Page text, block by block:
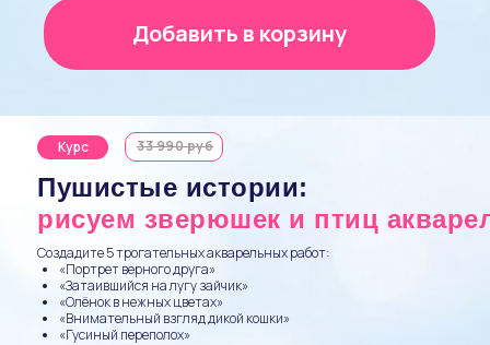
Добавить в корзину
Пушистые истории:
рисуем зверюшек и птиц
Создадите 5 трогательных акварельных работ:
«Портрет верного друга»
«Затаившийся на лугу зайчик»
«Олёнок в нежных цветах»
«Внимательный взгляд дикой кошки»
«Гусиный переполох»
Курс 33 990 руб